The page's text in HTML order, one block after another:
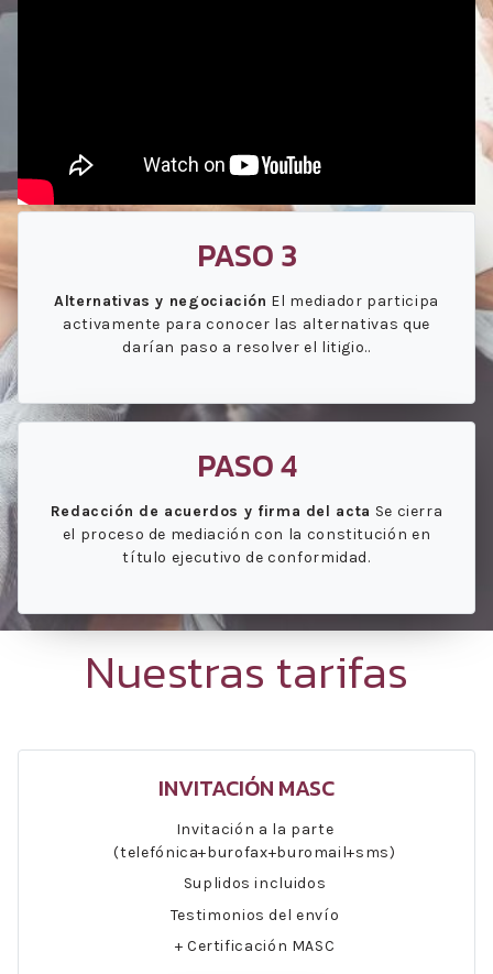
PASO 3
Alternativas y negociación El mediador participa
activamente para conocer las alternativas que
darían paso a resolver el litigio..
PASO 4
Redacción de acuerdos y firma del acta Se cierra
el proceso de mediación con la constitución en
título ejecutivo de conformidad.
Nuestras tarifas
INVITACIÓN MASC
Invitación a la parte
(telefónica+burofax+buromail+sms)
Suplidos incluidos
Testimonios del envío
+ Certificación MASC